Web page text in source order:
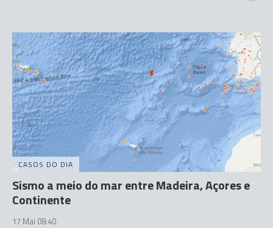
CASOS DO DIA
Sismo a meio do mar entre Madeira, Açores e
Continente
17 Mai 08:40